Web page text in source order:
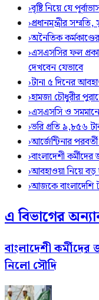
›বৃষ্টি নিয়ে যে
›প্রধানমন্ত্রীর
›অনৈতিক
›এসএসসির ফল
দেখবেন যেভাবে
›টানা ৫ দিনের
›হামজা চৌধুরীর
›এসএসসি ও
›ভরি প্রতি ৯,৮৫৬
›আর্জেন্টিনার
›বাংলাদেশী
›আবহাওয়া নিয়ে বড়
›আজকে বাংলাদেশি
এ বিভাগের
বাংলাদেশী
নিলো সৌদি